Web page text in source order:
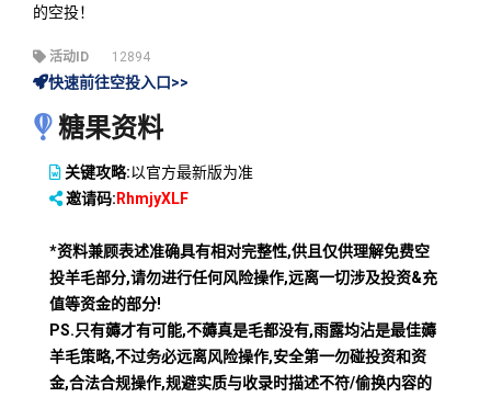
的空投！
活动ID 12894
快速前往空投入口>>
糖果资料
关键攻略:以官方最新版为准
邀请码: RhmjyXLF
*资料兼顾表述准确具有相对完整性,供且仅供理解免费空
投羊毛部分,请勿进行任何风险操作,远离一切涉及投资&充
值等资金的部分!
PS.只有薅才有可能,不薅真是毛都没有,雨露均沾是最佳薅
羊毛策略,不过务必远离风险操作,安全第一勿碰投资和资
金,合法合规操作,规避实质与收录时描述不符/偷换内容的